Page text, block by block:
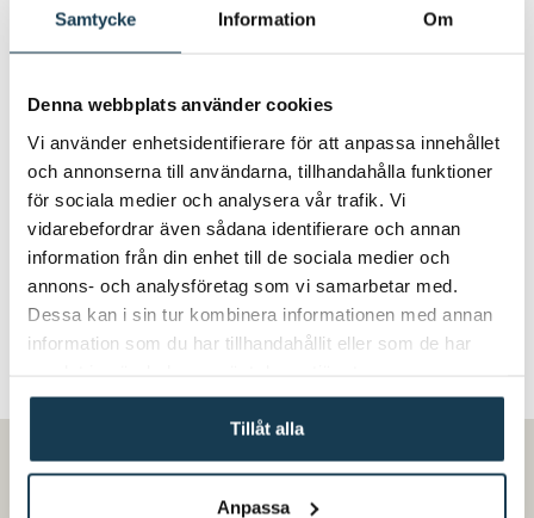
Samtycke Information Om
Denna webbplats använder cookies
Vi använder enhetsidentifierare för att anpassa innehållet
och annonserna till användarna, tillhandahålla funktioner
för sociala medier och analysera vår trafik. Vi
vidarebefordrar även sådana identifierare och annan
information från din enhet till de sociala medier och
annons- och analysföretag som vi samarbetar med.
Dessa kan i sin tur kombinera informationen med annan
information som du har tillhandahållit eller som de har
Tillåt alla
Anpassa
alla ingredienser i en bunke.
2
Klä en brödform med
bakplåtspapper och tryck ut
massan i formen. Pressa ihop
den ordentligt och grädda i
ugnen i 30 minuter. Låt
svalna och skär massan i bitar.
Inspiration
Recept